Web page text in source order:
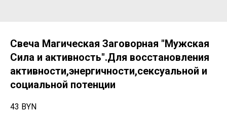
Свеча Магическая Заговорная "Мужская
Сила и активность".Для восстановления
активности,энергичности,сексуальной и
социальной потенции
43 BYN